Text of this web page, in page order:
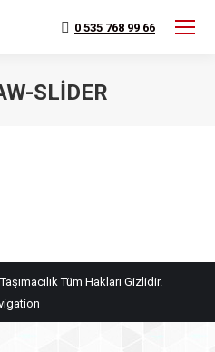
0 535 768 99 66
SLIDER
Tüm Hakları Gizlidir.